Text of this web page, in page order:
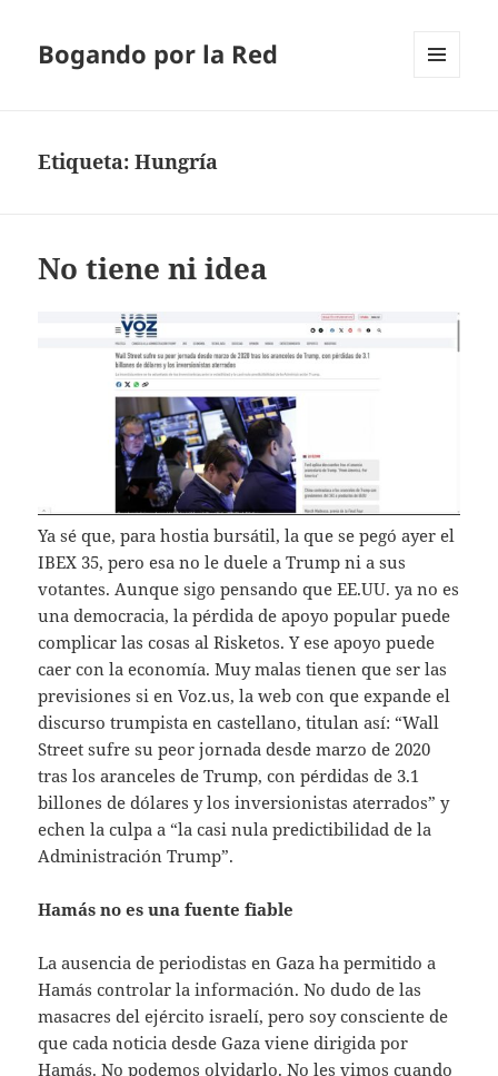
Bogando por la Red
Etiqueta:Hungría
No tiene ni idea
Ya sé que, para hostia bursátil, la que se pegó ayer el
IBEX 35, pero esa no le duele a Trump ni a sus
votantes. Aunque sigo pensando que EE.UU. ya no es
una democracia, la pérdida de apoyo popular puede
complicar las cosas al Risketos. Y ese apoyo puede
caer con la economía. Muy malas tienen que ser las
previsiones si en Voz.us, la web con que expande el
discurso trumpista en castellano, titulan así: “Wall
Street sufre su peor jornada desde marzo de 2020
tras los aranceles de Trump, con pérdidas de 3.1
billones de dólares y los inversionistas aterrados” y
echen la culpa a “la casi nula predictibilidad de la
Administración Trump”.
Hamás no es una fuente fiable
La ausencia de periodistas en Gaza ha permitido a
Hamás controlar la información. No dudo de las
masacres del ejército israelí, pero soy consciente de
que cada noticia desde Gaza viene dirigida por
Hamás. No podemos olvidarlo. No les vimos cuando